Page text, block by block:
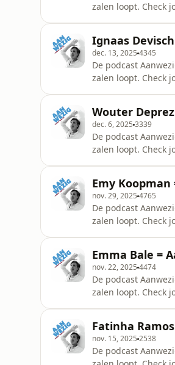
zalen loopt. Check
gaan.&nbsp;Onze
Ignaas
dec. 13, 2025 4345
De podcast
zalen loopt. Check
&eacute;&eacute;n
Wouter
dec. 6, 2025 3339
De podcast
zalen loopt. Check
wanneer we deze
Emy Koopman
nov. 29, 2025 4765
De podcast
zalen loopt. Check
Die staan gewoon
Emma Bale =
nov. 22, 2025 4474
De podcast
zalen loopt. Check
&eacute;&eacute;n
Fatinha
nov. 15, 2025 2538
De podcast